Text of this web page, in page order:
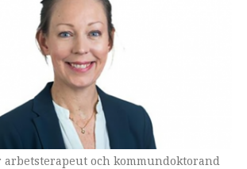
arbetsterapeut och kommundoktorand